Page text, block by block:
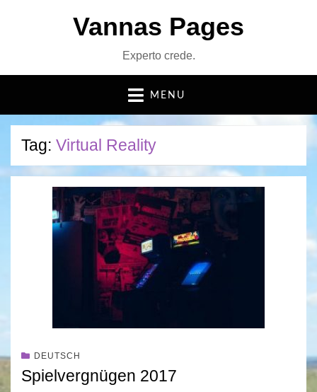
Vannas Pages
Experto crede.
MENU
Tag: Virtual Reality
DEUTSCH
Spielvergnügen 2017